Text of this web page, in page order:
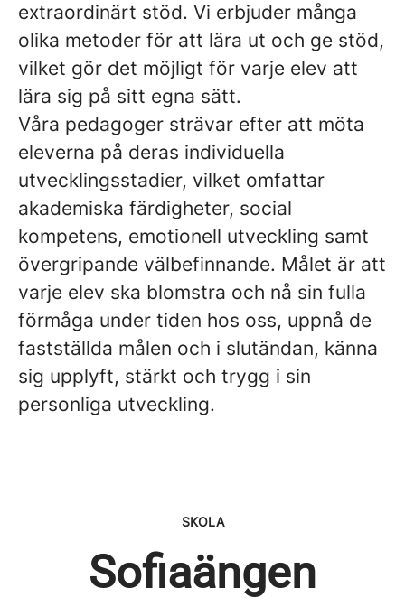
extraordinärt stöd. Vi erbjuder många
olika metoder för att lära ut och ge stöd,
vilket gör det möjligt för varje elev att
lära sig på sitt egna sätt.
Våra pedagoger strävar efter att möta
eleverna på deras individuella
utvecklingsstadier, vilket omfattar
akademiska färdigheter, social
kompetens, emotionell utveckling samt
övergripande välbefinnande. Målet är att
varje elev ska blomstra och nå sin fulla
förmåga under tiden hos oss, uppnå de
fastställda målen och i slutändan, känna
sig upplyft, stärkt och trygg i sin
personliga utveckling.
SKOLA
Sofiaängen